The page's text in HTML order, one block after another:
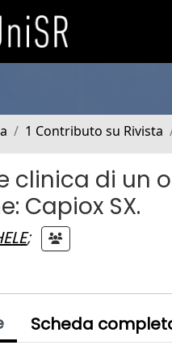
1 Contributo su Rivista
clinica di un
Capiox SX.
;
Scheda